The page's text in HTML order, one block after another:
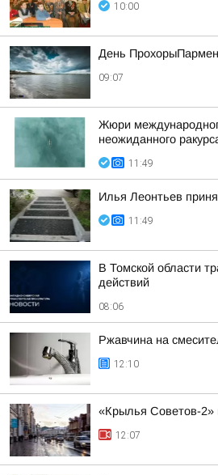
10:00
День
09:07
Жюри
неожиданного
11:49
Илья Леонтьев
11:49
В Томской области
действий
08:06
Ржавчина на
12:10
«Крылья Советов-2»
12:07